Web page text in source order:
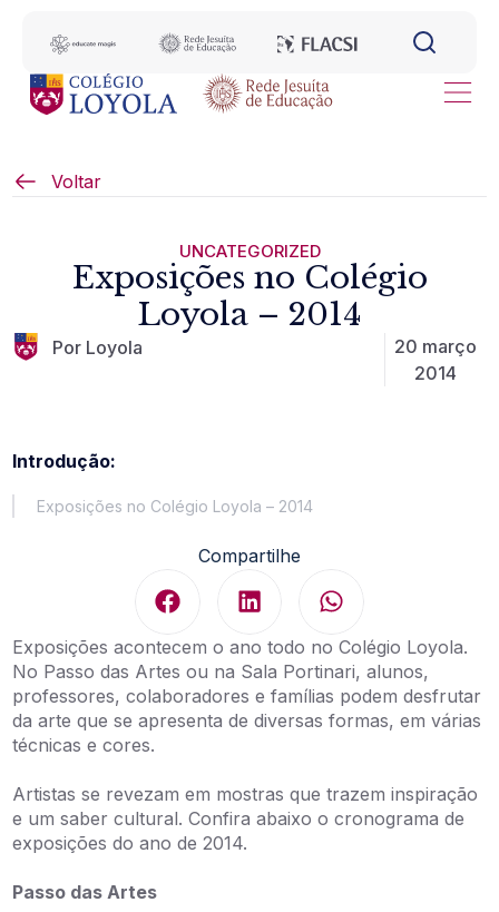
Voltar
UNCATEGORIZED
Exposições no Colégio
Loyola – 2014
Por Loyola
20 março
2014
Introdução:
Exposições no Colégio Loyola – 2014
Compartilhe
Exposições acontecem o ano todo no Colégio Loyola.
No Passo das Artes ou na Sala Portinari, alunos,
professores, colaboradores e famílias podem desfrutar
da arte que se apresenta de diversas formas, em várias
técnicas e cores.
Artistas se revezam em mostras que trazem inspiração
e um saber cultural. Confira abaixo o cronograma de
exposições do ano de 2014.
Passo das Artes